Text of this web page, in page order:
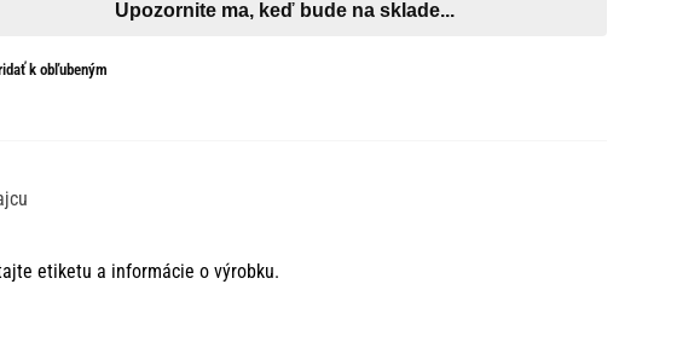
k obľubeným
etiketu a informácie o výrobku.